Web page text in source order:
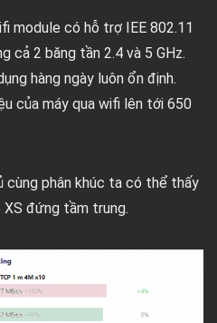
module có hỗ trợ IEE 802.11
cả 2 băng tần 2.4 và 5 GHz.
hàng ngày luôn ổn định.
của máy qua wifi lên tới 650
cùng phân khúc ta có thể thấy
XS đứng tầm trung.